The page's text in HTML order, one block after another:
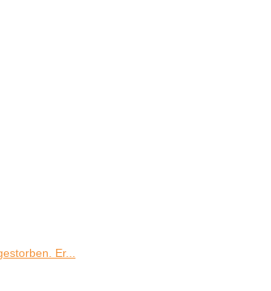
Er...